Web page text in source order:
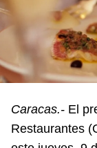
Caracas.- El
Restaurantes